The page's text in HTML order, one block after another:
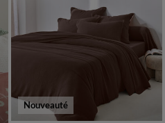
Nouveauté